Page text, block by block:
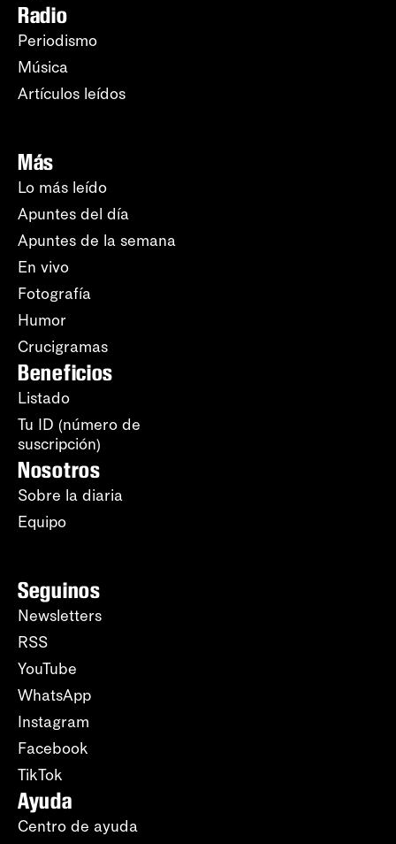
Radio
Periodismo
Música
Artículos leídos
Más
Lo más leído
Apuntes del día
Apuntes de la semana
En vivo
Fotografía
Humor
Crucigramas
Beneficios
Listado
Tu ID (número de
suscripción)
Nosotros
Sobre la diaria
Equipo
Seguinos
Newsletters
RSS
YouTube
WhatsApp
Instagram
Facebook
TikTok
Ayuda
Centro de ayuda